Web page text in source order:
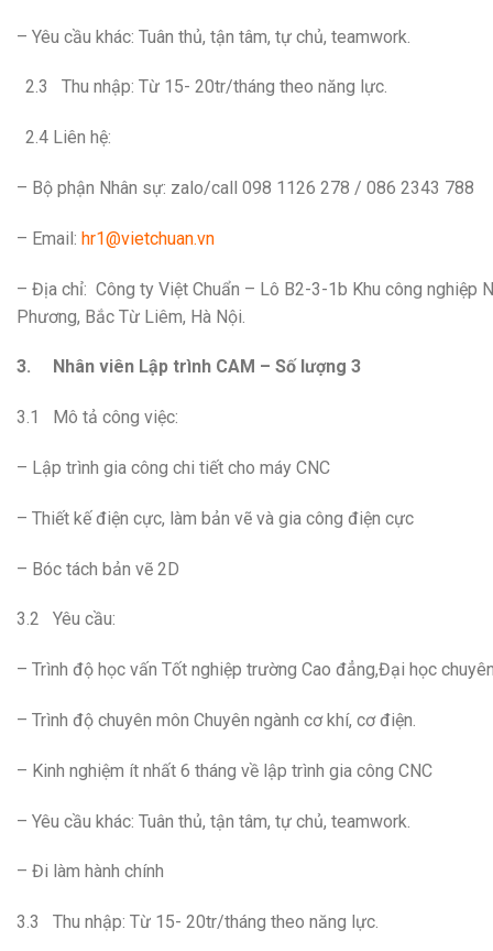
– Yêu cầu khác: Tuân thủ, tận tâm, tự chủ, teamwork.
2.3 Thu nhập: Từ 15- 20tr/tháng theo năng lực.
2.4 Liên hệ:
– Bộ phận Nhân sự: zalo/call 098 1126 278 / 086 2343 788
– Email: hr1@vietchuan.vn
– Địa chỉ: Công ty Việt Chuẩn – Lô B2-3-1b Khu công nghiệp
Phương, Bắc Từ Liêm, Hà Nội.
3. Nhân viên Lập trình CAM – Số lượng 3
3.1 Mô tả công việc:
– Lập trình gia công chi tiết cho máy CNC
– Thiết kế điện cực, làm bản vẽ và gia công điện cực
– Bóc tách bản vẽ 2D
3.2 Yêu cầu:
– Trình độ học vấn Tốt nghiệp trường Cao đẳng,Đại học
– Trình độ chuyên môn Chuyên ngành cơ khí, cơ điện.
– Kinh nghiệm ít nhất 6 tháng về lập trình gia công CNC
– Yêu cầu khác: Tuân thủ, tận tâm, tự chủ, teamwork.
– Đi làm hành chính
3.3 Thu nhập: Từ 15- 20tr/tháng theo năng lực.